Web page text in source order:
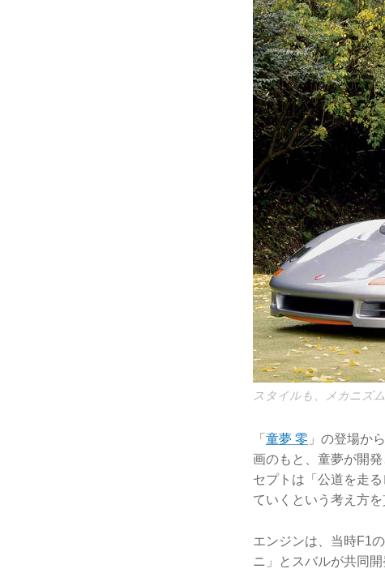
スタイルも、メカニズ
「 童夢 零 」の登場か
画のもと、童夢が開
セプトは「公道を走
ていくという考え方を
エンジンは、当時F1
ニ」とスバルが共同